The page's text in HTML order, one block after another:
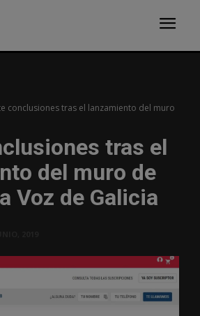
conclusiones tras el lanzamiento del muro
tras el
del muro de
Voz de Galicia